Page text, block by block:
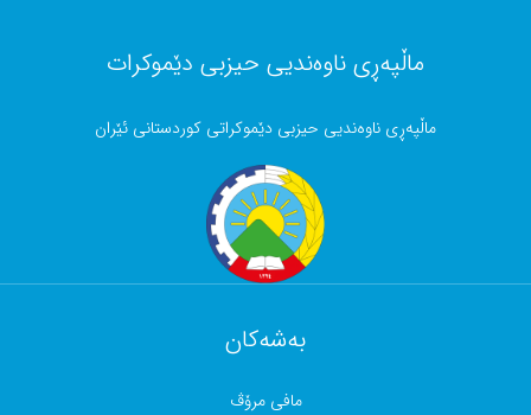
ماڵپەڕی ناوەندیی حیزبی دێموکرات
ماڵپەڕی ناوەندیی حیزبی دێموکراتی کوردستانی ئێران
بەشەکان
مافی مرۆڤ